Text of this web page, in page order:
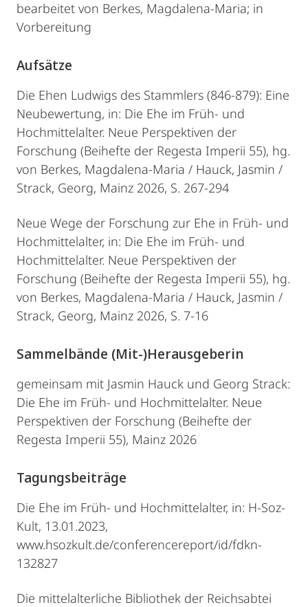
bearbeitet von Berkes, Magdalena-Maria; in
Vorbereitung
Aufsätze
Die Ehen Ludwigs des Stammlers (846-879): Eine
Neubewertung, in: Die Ehe im Früh- und
Hochmittelalter. Neue Perspektiven der
Forschung (Beihefte der Regesta Imperii 55), hg.
von Berkes, Magdalena-Maria / Hauck, Jasmin /
Strack, Georg, Mainz 2026, S. 267-294
Neue Wege der Forschung zur Ehe in Früh- und
Hochmittelalter, in: Die Ehe im Früh- und
Hochmittelalter. Neue Perspektiven der
Forschung (Beihefte der Regesta Imperii 55), hg.
von Berkes, Magdalena-Maria / Hauck, Jasmin /
Strack, Georg, Mainz 2026, S. 7-16
Sammelbände (Mit-)Herausgeberin
gemeinsam mit Jasmin Hauck und Georg Strack:
Die Ehe im Früh- und Hochmittelalter. Neue
Perspektiven der Forschung (Beihefte der
Regesta Imperii 55), Mainz 2026
Tagungsbeiträge
Die Ehe im Früh- und Hochmittelalter, in: H-Soz-
Kult, 13.01.2023,
www.hsozkult.de/conferencereport/id/fdkn-
132827
Die mittelalterliche Bibliothek der Reichsabtei